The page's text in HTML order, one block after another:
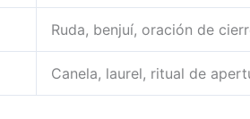
Ruda, benjuí, oración de
Canela, laurel, ritual de